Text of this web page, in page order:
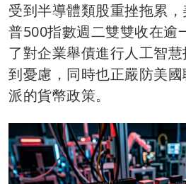
受到半導體類股重挫拖累
普500指數週二雙雙收在逾
了對企業舉債進行人工智
到憂慮，同時也正嚴防美
派的貨幣政策。